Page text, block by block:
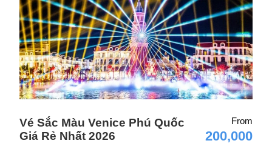
Vé Sắc Màu Venice Phú Quốc
Giá Rẻ Nhất 2026
From
200,000